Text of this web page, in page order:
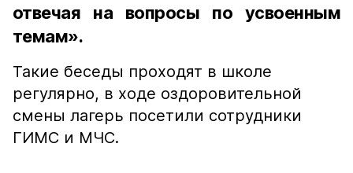
отвечая на вопросы по усвоенным
темам».
Такие беседы проходят в школе
регулярно, в ходе оздоровительной
смены лагерь посетили сотрудники
ГИМС и МЧС.